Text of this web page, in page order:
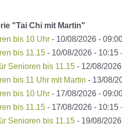
"Tai Chi mit Martin"
bis 10 Uhr - 10/08/2026 -
bis 11.15 - 10/08/2026 - 10:15
Senioren bis 11.15 - 12/08/
bis 11 Uhr mit Martin - 13/08/
bis 10 Uhr - 17/08/2026 -
bis 11.15 - 17/08/2026 - 10:15
Senioren bis 11.15 - 19/08/